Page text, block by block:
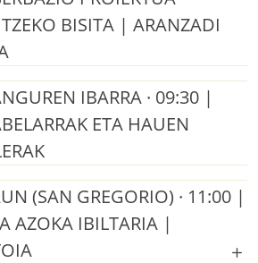
BISITA | ARANZADI
IBARRA · 09:30 |
ETA HAUEN
(SAN GREGORIO) · 11:00 |
AZOKA IBILTARIA |